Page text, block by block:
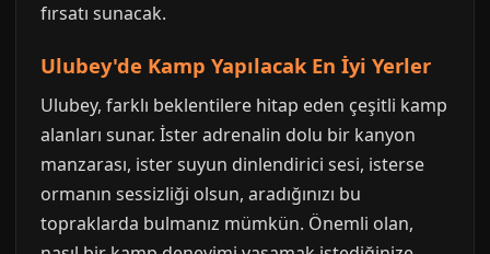
fırsatı sunacak.
Ulubey'de Kamp Yapılacak En İyi Yerler
Ulubey, farklı beklentilere hitap eden çeşitli kamp
alanları sunar. İster adrenalin dolu bir kanyon
manzarası, ister suyun dinlendirici sesi, isterse
ormanın sessizliği olsun, aradığınızı bu
topraklarda bulmanız mümkün. Önemli olan,